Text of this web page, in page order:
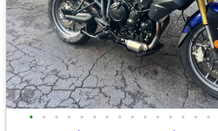
• • • • • • • • • • • • • • •